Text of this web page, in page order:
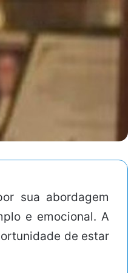
sua abordagem
e emocional. A
de estar